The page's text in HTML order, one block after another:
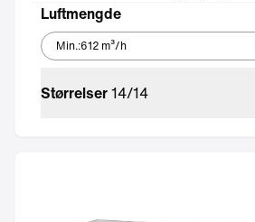
Luftmengde
Min.:612 m³/h
Størrelser14/14